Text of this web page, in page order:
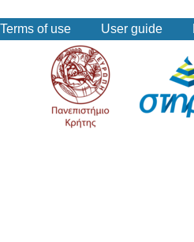
Terms of use User guide